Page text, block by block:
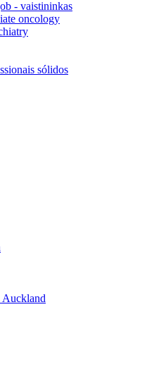
- vaistininkas
oncology
sólidos
Auckland